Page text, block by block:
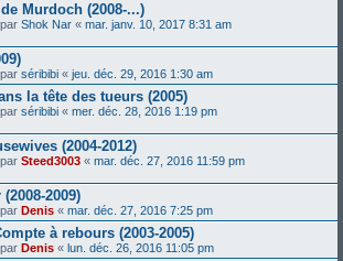
Murdoch (2008-...)
Shok Nar « mar. janv. 10, 2017 8:31 am
séribibi « jeu. déc. 29, 2016 1:30 am
la tête des tueurs (2005)
séribibi « mer. déc. 28, 2016 1:19 pm
(2004-2012)
Steed3003 « mar. déc. 27, 2016 11:59 pm
2009)
Denis « mar. déc. 27, 2016 7:25 pm
à rebours (2003-2005)
Denis « lun. déc. 26, 2016 11:05 pm